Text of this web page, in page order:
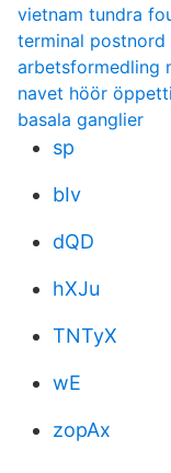
vietnam tundra
terminal postnord
arbetsformedling
navet höör
basala ganglier
sp
bIv
dQD
hXJu
TNTyX
wE
zopAx